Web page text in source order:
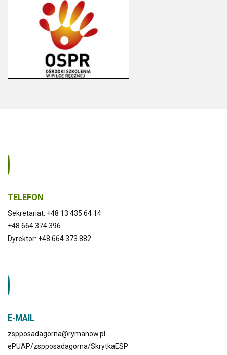
TELEFON
Sekretariat: +48 13 435 64 14
+48 664 374 396
Dyrektor: +48 664 373 882
E-MAIL
zspposadagorna@rymanow.pl
ePUAP/zspposadagorna/SkrytkaESP